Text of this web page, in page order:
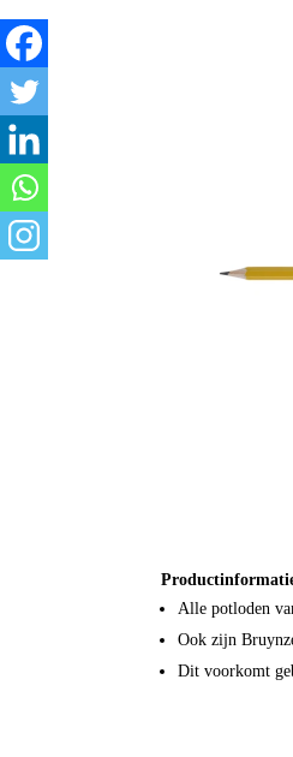
Alle potloden
Ook zijn
Dit voorkomt